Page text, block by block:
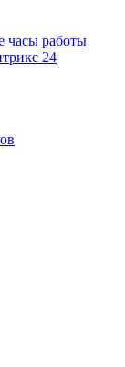
часы работы
24